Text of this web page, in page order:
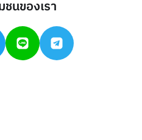
ชนของเรา